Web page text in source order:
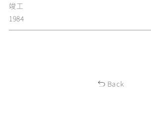
竣工
1984
Back